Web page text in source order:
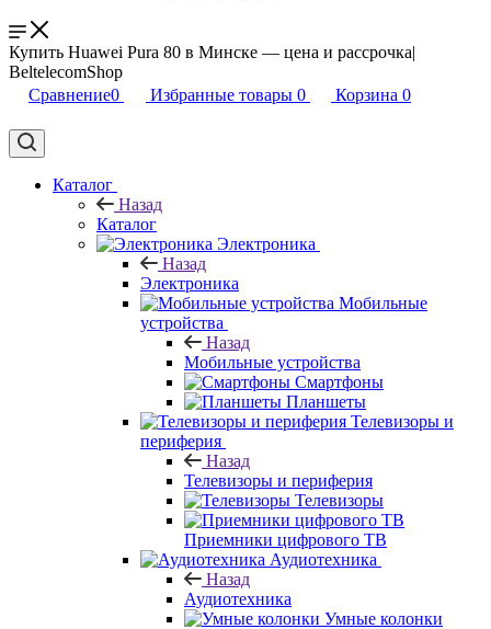
Купить Huawei Pura 80 в Минске — цена и рассрочка|
BeltelecomShop
Сравнение0 Избранные товары 0 Корзина 0
Каталог
Назад
Каталог
Электроника
Назад
Электроника
Мобильные
устройства
Назад
Мобильные устройства
Смартфоны
Планшеты
Телевизоры и
периферия
Назад
Телевизоры и периферия
Телевизоры
Приемники цифрового ТВ
Аудиотехника
Назад
Аудиотехника
Умные колонки